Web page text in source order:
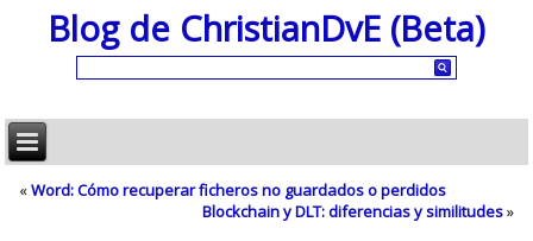
Blog de ChristianDvE (Beta)
«Word: Cómo recuperar ficheros no guardados o perdidos
Blockchain y DLT: diferencias y similitudes»